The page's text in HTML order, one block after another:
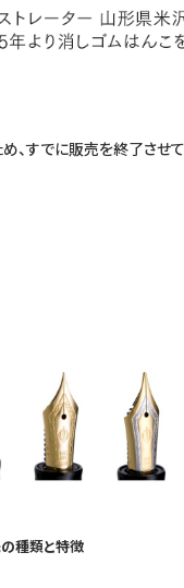
すでに販売を終了させ
種類と特徴